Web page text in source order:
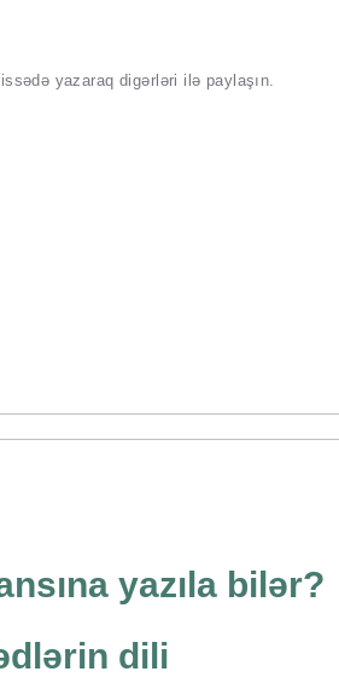
yazaraq digərləri ilə paylaşın.
yazıla bilər?
dili